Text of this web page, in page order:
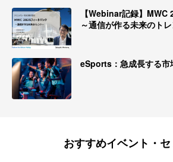
【Webinar記録】MWC
～通信が作る未来のト
eSports：急成長する市
おすすめイベント・